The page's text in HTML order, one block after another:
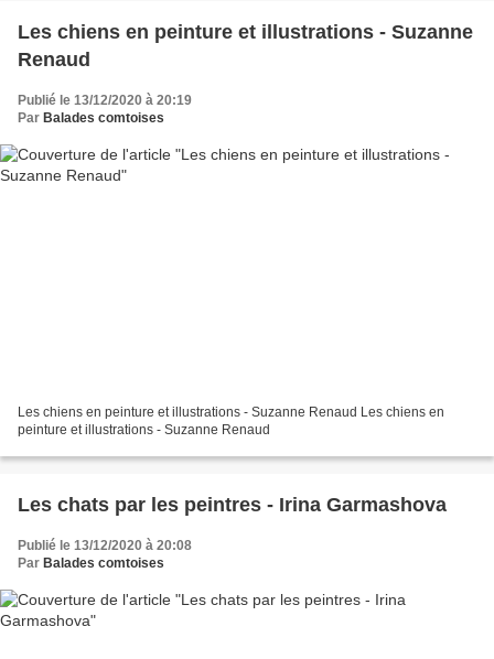
Les chiens en peinture et illustrations - Suzanne
Renaud
Publié le 13/12/2020 à 20:19
Par Balades comtoises
Les chiens en peinture et illustrations - Suzanne Renaud Les chiens en
peinture et illustrations - Suzanne Renaud
Les chats par les peintres - Irina Garmashova
Publié le 13/12/2020 à 20:08
Par Balades comtoises